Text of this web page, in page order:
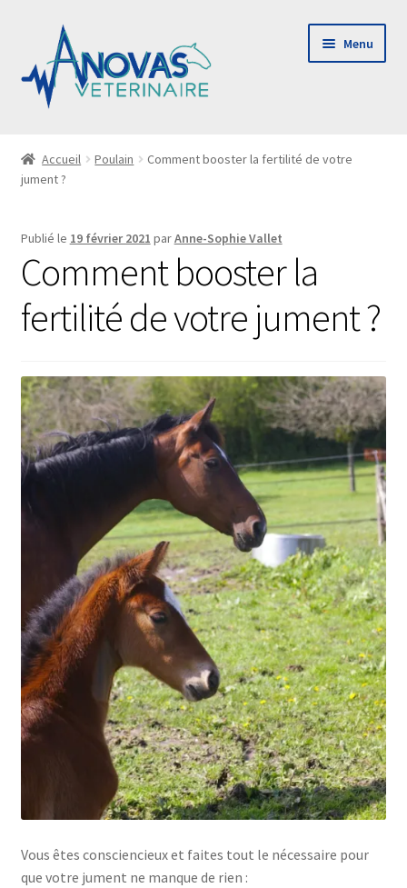
la
navigation
contenu
Menu
Consulting & audit
Payer ma facture
Contact
Accueil Poulain
Comment booster la fertilité de votre
jument ?
Publié le 19 février 2021 parAnne-Sophie Vallet
Comment booster la
fertilité de votre jument ?
Vous êtes consciencieux et faites tout le nécessaire pour
que votre jument ne manque de rien :